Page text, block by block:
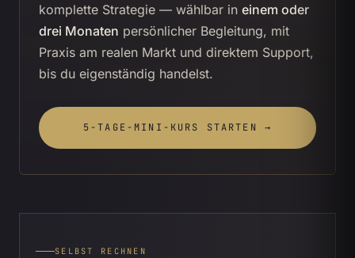
komplette Strategie — wählbar in einem oder
drei Monaten persönlicher Begleitung, mit
Praxis am realen Markt und direktem Support,
bis du eigenständig handelst.
5-TAGE-MINI-KURS STARTEN →
SELBST RECHNEN